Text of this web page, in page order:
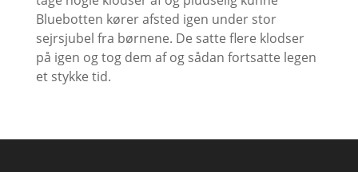
Bluebotten kører afsted igen under stor
sejrsjubel fra børnene. De satte flere klodser
på igen og tog dem af og sådan fortsatte legen
et stykke tid.